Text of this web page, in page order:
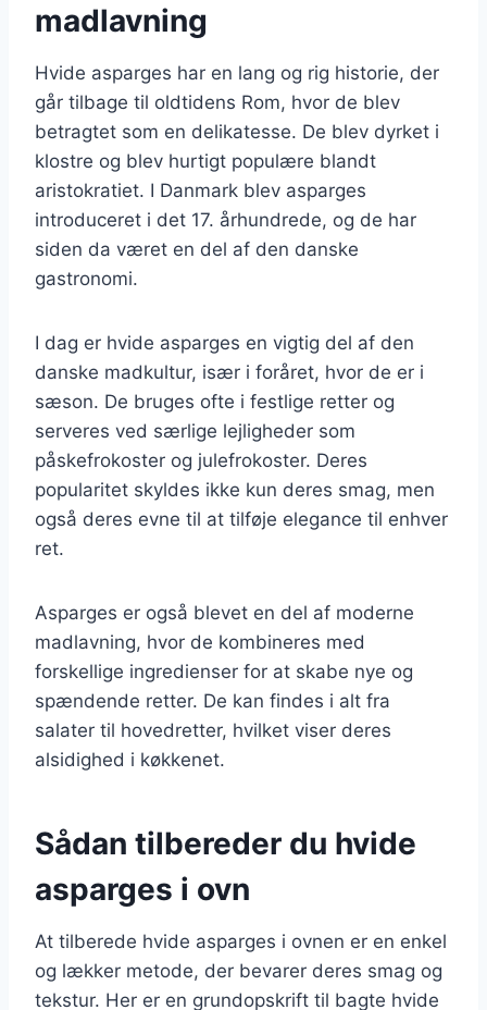
madlavning
Hvide asparges har en lang og rig historie, der
går tilbage til oldtidens Rom, hvor de blev
betragtet som en delikatesse. De blev dyrket i
klostre og blev hurtigt populære blandt
aristokratiet. I Danmark blev asparges
introduceret i det 17. århundrede, og de har
siden da været en del af den danske
gastronomi.
I dag er hvide asparges en vigtig del af den
danske madkultur, især i foråret, hvor de er i
sæson. De bruges ofte i festlige retter og
serveres ved særlige lejligheder som
påskefrokoster og julefrokoster. Deres
popularitet skyldes ikke kun deres smag, men
også deres evne til at tilføje elegance til enhver
ret.
Asparges er også blevet en del af moderne
madlavning, hvor de kombineres med
forskellige ingredienser for at skabe nye og
spændende retter. De kan findes i alt fra
salater til hovedretter, hvilket viser deres
alsidighed i køkkenet.
Sådan tilbereder du hvide
asparges i ovn
At tilberede hvide asparges i ovnen er en enkel
og lækker metode, der bevarer deres smag og
tekstur. Her er en grundopskrift til bagte hvide